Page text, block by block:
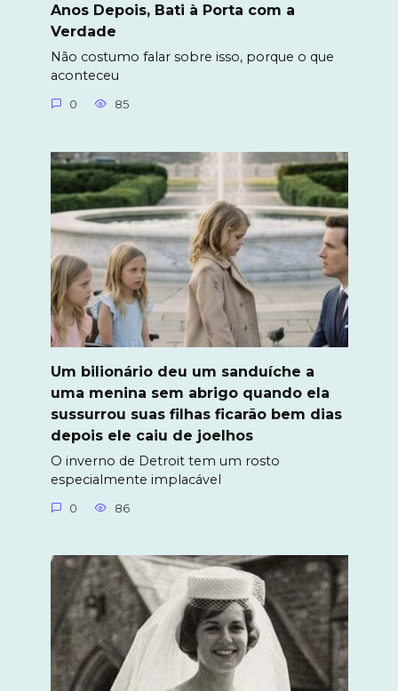
Anos Depois, Bati à Porta com a
Verdade
Não costumo falar sobre isso, porque o que
aconteceu
0 85
Um bilionário deu um sanduíche a
uma menina sem abrigo quando ela
sussurrou suas filhas ficarão bem dias
depois ele caiu de joelhos
O inverno de Detroit tem um rosto
especialmente implacável
0 86